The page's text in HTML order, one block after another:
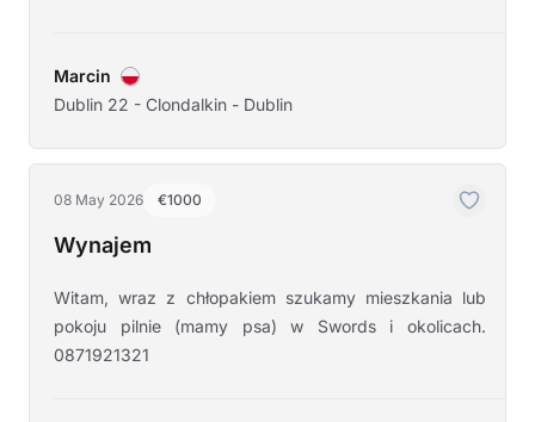
Marcin
Dublin 22 - Clondalkin - Dublin
08 May 2026 €1000
Wynajem
Witam, wraz z chłopakiem szukamy mieszkania lub
pokoju pilnie (mamy psa) w Swords i okolicach.
0871921321